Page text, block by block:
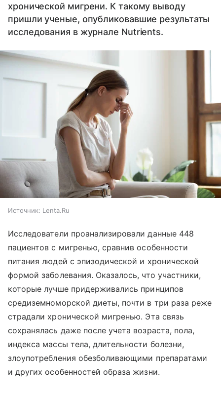
хронической мигрени. К такому выводу
пришли ученые, опубликовавшие результаты
исследования в журнале Nutrients.
Источник: Lenta.Ru
Исследователи проанализировали данные 448
пациентов с мигренью, сравнив особенности
питания людей с эпизодической и хронической
формой заболевания. Оказалось, что участники,
которые лучше придерживались принципов
средиземноморской диеты, почти в три раза реже
страдали хронической мигренью. Эта связь
сохранялась даже после учета возраста, пола,
индекса массы тела, длительности болезни,
злоупотребления обезболивающими препаратами
и других особенностей образа жизни.